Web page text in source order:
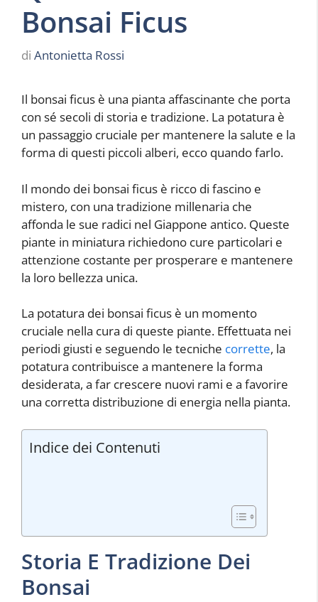
Bonsai Ficus
di Antonietta Rossi
Il bonsai ficus è una pianta affascinante che porta
con sé secoli di storia e tradizione. La potatura è
un passaggio cruciale per mantenere la salute e la
forma di questi piccoli alberi, ecco quando farlo.
Il mondo dei bonsai ficus è ricco di fascino e
mistero, con una tradizione millenaria che
affonda le sue radici nel Giappone antico. Queste
piante in miniatura richiedono cure particolari e
attenzione costante per prosperare e mantenere
la loro bellezza unica.
La potatura dei bonsai ficus è un momento
cruciale nella cura di queste piante. Effettuata nei
periodi giusti e seguendo le tecniche corrette, la
potatura contribuisce a mantenere la forma
desiderata, a far crescere nuovi rami e a favorire
una corretta distribuzione di energia nella pianta.
Indice dei Contenuti
Storia E Tradizione Dei
Bonsai